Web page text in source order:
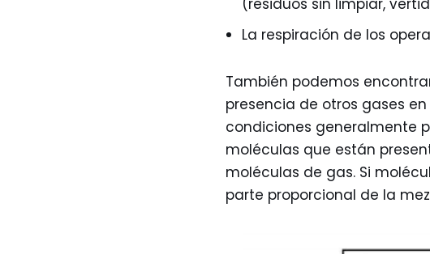
(residuos sin limpiar,
La respiración de los
También podemos
presencia de otros gases
condiciones generalmente
moléculas que están
moléculas de gas. Si
parte proporcional de la